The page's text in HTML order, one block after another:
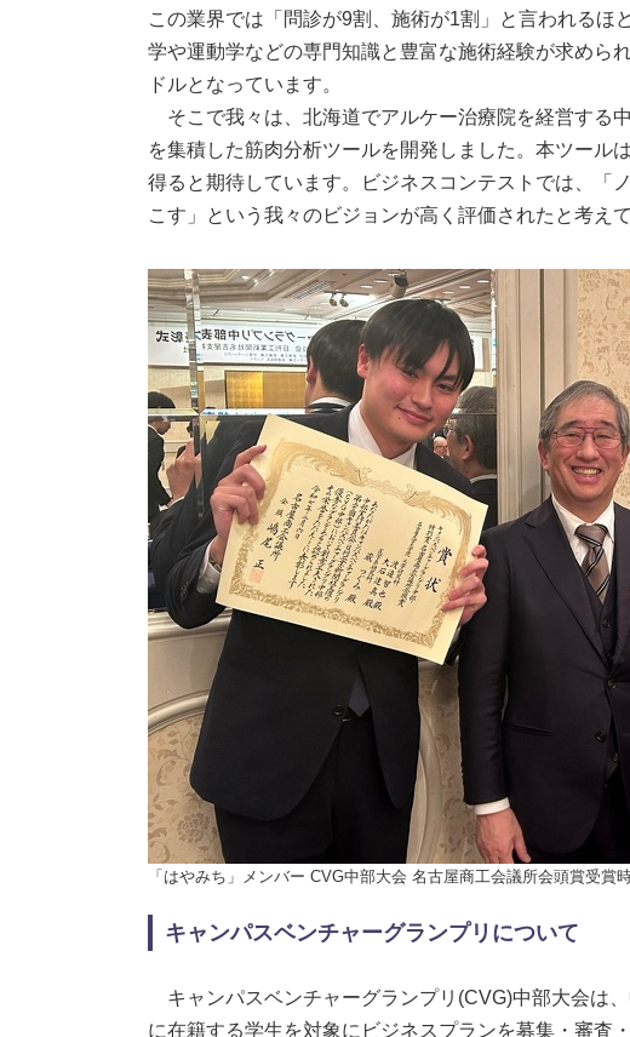
この業界では「問診が9割、施術が1割」と言われるほ
学や運動学などの専門知識と豊富な施術経験が求めら
ドルとなっています。
そこで我々は、北海道でアルケー治療院を経営する
を集積した筋肉分析ツールを開発しました。本ツール
得ると期待しています。ビジネスコンテストでは、「
こす」という我々のビジョンが高く評価されたと考えて
「はやみち」メンバー CVG中部大会 名古屋商工会議所会頭賞受賞
キャンパスベンチャーグランプリについて
キャンパスベンチャーグランプリ(CVG)中部大会は
に在籍する学生を対象にビジネスプランを募集・審査